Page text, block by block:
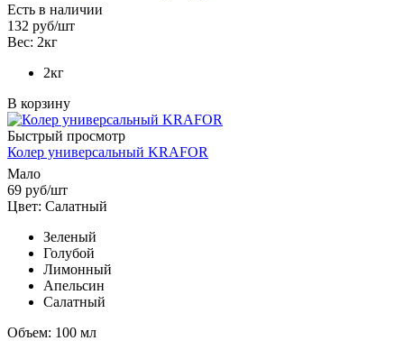
Есть в наличии
132 руб/шт
Вес: 2кг
2кг
В корзину
Быстрый просмотр
Колер универсальный KRAFOR
Мало
69 руб/шт
Цвет: Салатный
Зеленый
Голубой
Лимонный
Апельсин
Салатный
Объем: 100 мл